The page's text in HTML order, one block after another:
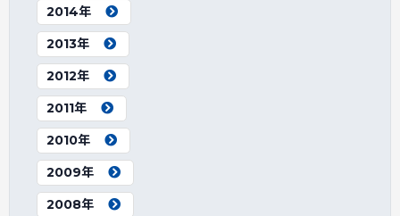
2014年
2013年
2012年
2011年
2010年
2009年
2008年